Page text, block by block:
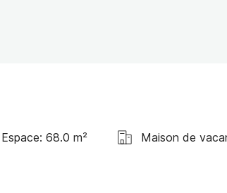
Espace: 68.0 m² Maison de